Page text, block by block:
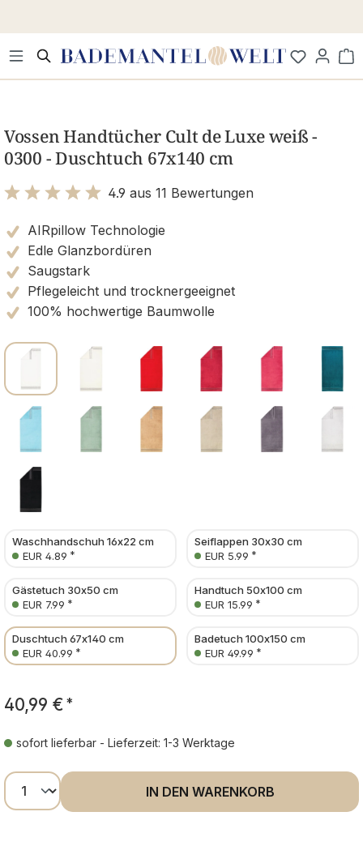
Vossen Handtücher Cult de Luxe weiß -
0300 - Duschtuch 67x140 cm
4.9 aus 11 Bewertungen
AIRpillow Technologie
Edle Glanzbordüren
Saugstark
Pflegeleicht und trocknergeeignet
100% hochwertige Baumwolle
Waschhandschuh 16x22 cm
EUR 4.89 *
Seiflappen 30x30 cm
EUR 5.99 *
Gästetuch 30x50 cm
EUR 7.99 *
Handtuch 50x100 cm
EUR 15.99 *
Duschtuch 67x140 cm
EUR 40.99 *
Badetuch 100x150 cm
EUR 49.99 *
40,99 € *
sofort lieferbar - Lieferzeit: 1-3 Werktage
Produkt Anzahl: Gib den gewünschten
IN DEN WARENKORB